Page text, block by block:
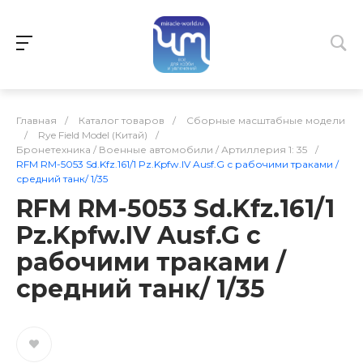
Главная / Каталог товаров /
Сборные масштабные модели
/
Rye Field Model (Китай)
/
Бронетехника / Военные автомобили / Артиллерия 1: 35
/
RFM RM-5053 Sd.Kfz.161/1 Pz.Kpfw.IV Ausf.G с рабочими траками /
средний танк/ 1/35
RFM RM-5053 Sd.Kfz.161/1
Pz.Kpfw.IV Ausf.G с
рабочими траками /
средний танк/ 1/35